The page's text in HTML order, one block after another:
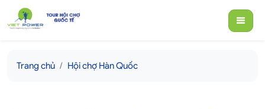
Trang chủ Hội chợ Hàn Quốc